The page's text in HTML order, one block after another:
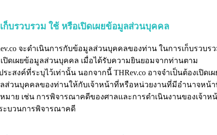
ก็บรวบรวม ใช้ หรือเปิดเผยข้อมูลส่วนบุคคล
จะดำเนินการกับข้อมูลส่วนบุคคลของท่าน ในการเก็บรวบร
ปิดเผยข้อมูลส่วนบุคคล เมื่อได้รับความยินยอมจากท่านตาม
ระสงค์ที่ระบุไว้เท่านั้น นอกจากนี้ THRev.co อาจจำเป็นต้องเปิดเผ
ส่วนบุคคลของท่านให้กับเจ้าหน้าที่หรือหน่วยงานที่มีอำนาจหน้
มาย เช่น การพิจารณาคดีของศาลและการดำเนินงานของเจ้าห
ะบวนการพิจารณาคดี